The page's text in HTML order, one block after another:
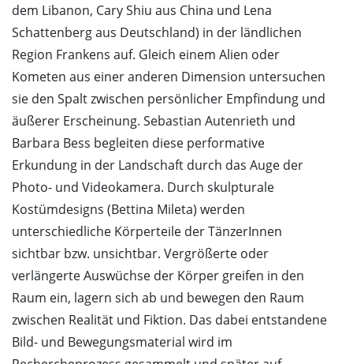
dem Libanon, Cary Shiu aus China und Lena
Schattenberg aus Deutschland) in der ländlichen
Region Frankens auf. Gleich einem Alien oder
Kometen aus einer anderen Dimension untersuchen
sie den Spalt zwischen persönlicher Empfindung und
äußerer Erscheinung. Sebastian Autenrieth und
Barbara Bess begleiten diese performative
Erkundung in der Landschaft durch das Auge der
Photo- und Videokamera. Durch skulpturale
Kostümdesigns (Bettina Mileta) werden
unterschiedliche Körperteile der TänzerInnen
sichtbar bzw. unsichtbar. Vergrößerte oder
verlängerte Auswüchse der Körper greifen in den
Raum ein, lagern sich ab und bewegen den Raum
zwischen Realität und Fiktion. Das dabei entstandene
Bild- und Bewegungsmaterial wird im